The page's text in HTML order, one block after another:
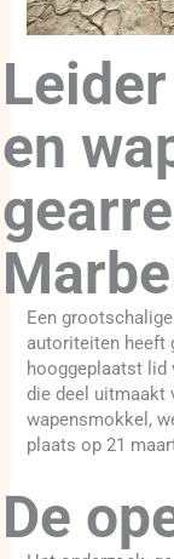
en
Een
autoriteiten heeft
hooggeplaatst lid
die deel uitmaakt
wapensmokkel,
plaats op 21
De